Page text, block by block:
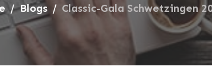
Blogs Classic-Gala Schwetzingen